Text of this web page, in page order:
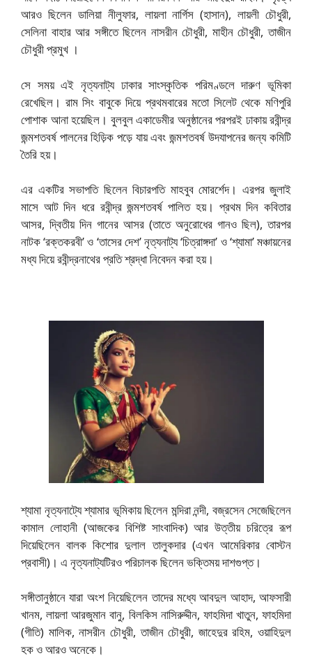
আরও ছিলেন ডালিয়া নীলুফার, লায়লা নার্গিস (হাসান), লায়লী চৌধুরী,
সেলিনা বাহার আর সঙ্গীতে ছিলেন নাসরীন চৌধুরী, মাহীন চৌধুরী, তাজীন
চৌধুরী প্রমুখ ।
সে সময় এই নৃত্যনাট্য ঢাকার সাংস্কৃতিক পরিমণ্ডলে দারুণ ভূমিকা
রেখেছিল। রাম সিং বাবুকে দিয়ে প্রথমবারের মতো সিলেট থেকে মণিপুরি
পোশাক আনা হয়েছিল। বুলবুল একাডেমীর অনুষ্ঠানের পরপরই ঢাকায় রবীন্দ্র
জন্মশতবর্ষ পালনের হিড়িক পড়ে যায় এবং জন্মশতবর্ষ উদযাপনের জন্য কমিটি
তৈরি হয়।
এর একটির সভাপতি ছিলেন বিচারপতি মাহবুব মোরর্শেদ। এরপর জুলাই
মাসে আট দিন ধরে রবীন্দ্র জন্মশতবর্ষ পালিত হয়। প্রথম দিন কবিতার
আসর, দ্বিতীয় দিন গানের আসর (তাতে অনুরোধের গানও ছিল), তারপর
নাটক ‘রক্তকরবী’ ও ‘তাসের দেশ’ নৃত্যনাট্য ‘চিত্রাঙ্গদা’ ও ‘শ্যামা’ মঞ্চায়নের
মধ্য দিয়ে রবীন্দ্রনাথের প্রতি শ্রদ্ধা নিবেদন করা হয়।
শ্যামা নৃত্যনাট্যে শ্যামার ভূমিকায় ছিলেন মন্দিরা নন্দী, বজ্রসেন সেজেছিলেন
কামাল লোহানী (আজকের বিশিষ্ট সাংবাদিক) আর উত্তীয় চরিত্রে রূপ
দিয়েছিলেন বালক কিশোর দুলাল তালুকদার (এখন আমেরিকার বোস্টন
প্রবাসী)। এ নৃত্যনাট্যটিরও পরিচালক ছিলেন ভক্তিময় দাশগুপ্ত।
সঙ্গীতানুষ্ঠানে যারা অংশ নিয়েছিলেন তাদের মধ্যে আবদুল আহাদ, আফসারী
খানম, লায়লা আরজুমান বানু, বিলকিস নাসিরুদ্দীন, ফাহমিদা খাতুন, ফাহমিদা
(গীতি) মালিক, নাসরীন চৌধুরী, তাজীন চৌধুরী, জাহেদুর রহিম, ওয়াহিদুল
হক ও আরও অনেকে।